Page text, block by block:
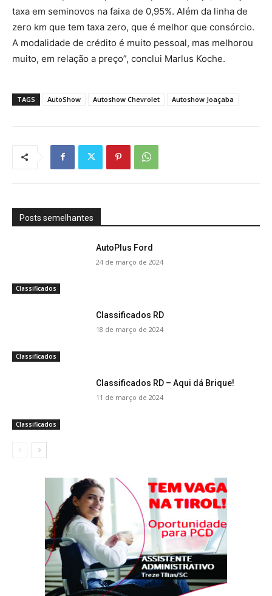
taxa em seminovos na faixa de 0,95%. Além da linha de
zero km que tem taxa zero, que é melhor que consórcio.
A modalidade de crédito é muito pessoal, mas melhorou
muito, em relação a preço”, conclui Marlus Koche.
TAGS AutoShow Autoshow Chevrolet Autoshow Joaçaba
Posts semelhantes
Classificados
AutoPlus Ford
24 de março de 2024
Classificados
Classificados RD
18 de março de 2024
Classificados
Classificados RD – Aqui dá Brique!
11 de março de 2024